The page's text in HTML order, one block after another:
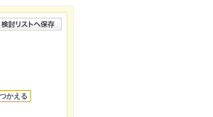
かえる